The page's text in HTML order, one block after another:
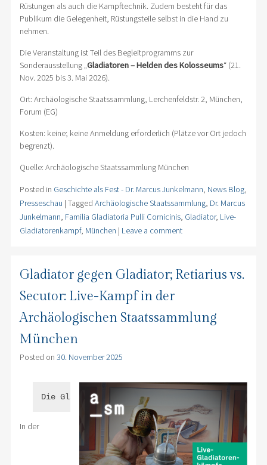
Rüstungen als auch die Kampftechnik. Zudem besteht für das
Publikum die Gelegenheit, Rüstungsteile selbst in die Hand zu
nehmen.
Die Veranstaltung ist Teil des Begleitprogramms zur
Sonderausstellung „Gladiatoren – Helden des Kolosseums“ (21.
Nov. 2025 bis 3. Mai 2026).
Ort: Archäologische Staatssammlung, Lerchenfeldstr. 2, München,
Forum (EG)
Kosten: keine; keine Anmeldung erforderlich (Plätze vor Ort jedoch
begrenzt).
Quelle: Archäologische Staatssammlung München
Posted in Geschichte als Fest - Dr. Marcus Junkelmann, News Blog,
Presseschau | Tagged Archäologische Staatssammlung, Dr. Marcus
Junkelmann, Familia Gladiatoria Pulli Cornicinis, Gladiator, Live-
Gladiatorenkampf, München | Leave a comment
Gladiator gegen Gladiator; Retiarius vs.
Secutor: Live-Kampf in der
Archäologischen Staatssammlung
München
Posted on 30. November 2025
Die Gladiatoren sind in München!
In der